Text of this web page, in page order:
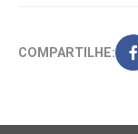
COMPARTILHE: